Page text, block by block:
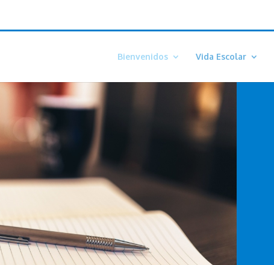
Bienvenidos Vida Escolar